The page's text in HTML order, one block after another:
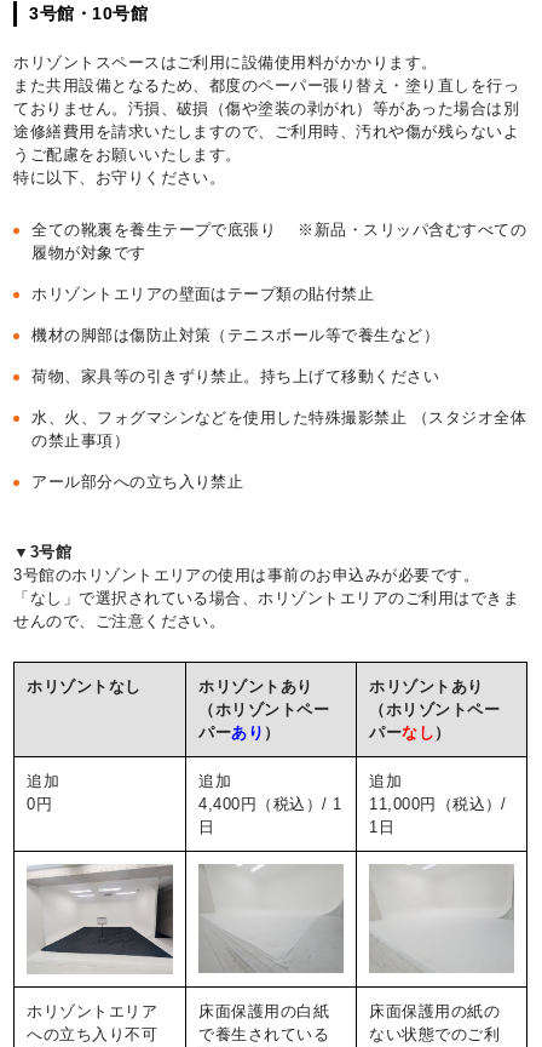
3号館・10号館
ホリゾントスペースはご利用に設備使用料がかかります。
また共用設備となるため、都度のペーパー張り替え・塗り直しを行っ
ておりません。汚損、破損（傷や塗装の剥がれ）等があった場合は別
途修繕費用を請求いたしますので、ご利用時、汚れや傷が残らないよ
うご配慮をお願いいたします。
特に以下、お守りください。
全ての靴裏を養生テープで底張り ※新品・スリッパ含むすべての
履物が対象です
ホリゾントエリアの壁面はテープ類の貼付禁止
機材の脚部は傷防止対策（テニスボール等で養生など）
荷物、家具等の引きずり禁止。持ち上げて移動ください
水、火、フォグマシンなどを使用した特殊撮影禁止 （スタジオ全体
の禁止事項）
アール部分への立ち入り禁止
▼3号館
3号館のホリゾントエリアの使用は事前のお申込みが必要です。
「なし」で選択されている場合、ホリゾントエリアのご利用はできま
せんので、ご注意ください。
ホリゾントなし
ホリゾントあり
（ホリゾントペー
パーあり ）
ホリゾントあり
（ホリゾントペー
パーなし ）
追加
0円
追加
4,400円（税込）/ 1
日
追加
11,000円（税込）/
1日
ホリゾントエリア
への立ち入り不可
床面保護用の白紙
で養生されている
床面保護用の紙の
ない状態でのご利